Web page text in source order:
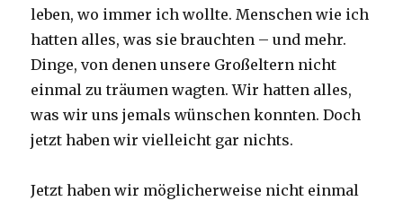
leben, wo immer ich wollte. Menschen wie ich
hatten alles, was sie brauchten – und mehr.
Dinge, von denen unsere Großeltern nicht
einmal zu träumen wagten. Wir hatten alles,
was wir uns jemals wünschen konnten. Doch
jetzt haben wir vielleicht gar nichts.
Jetzt haben wir möglicherweise nicht einmal